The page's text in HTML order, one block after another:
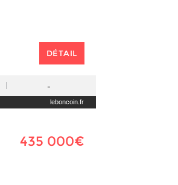
DÉTAIL
-
leboncoin.fr
435 000€